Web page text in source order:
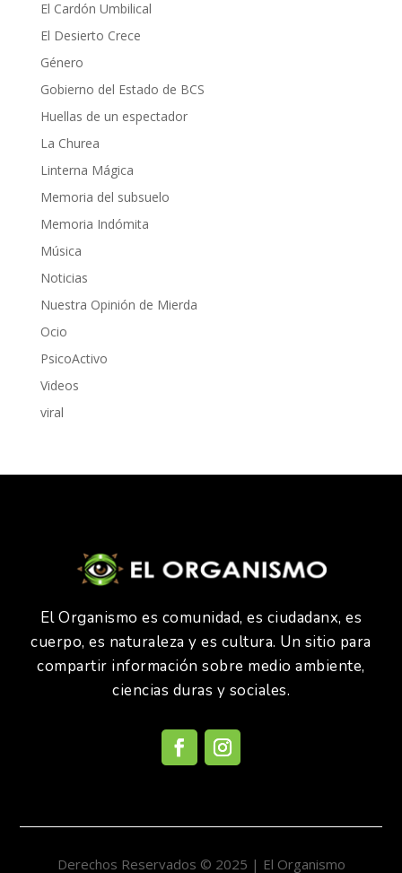
El Cardón Umbilical
El Desierto Crece
Género
Gobierno del Estado de BCS
Huellas de un espectador
La Churea
Linterna Mágica
Memoria del subsuelo
Memoria Indómita
Música
Noticias
Nuestra Opinión de Mierda
Ocio
PsicoActivo
Videos
viral
El Organismo es comunidad, es ciudadanx, es
cuerpo, es naturaleza y es cultura. Un sitio para
compartir información sobre medio ambiente,
ciencias duras y sociales.
Derechos Reservados © 2025 | El Organismo